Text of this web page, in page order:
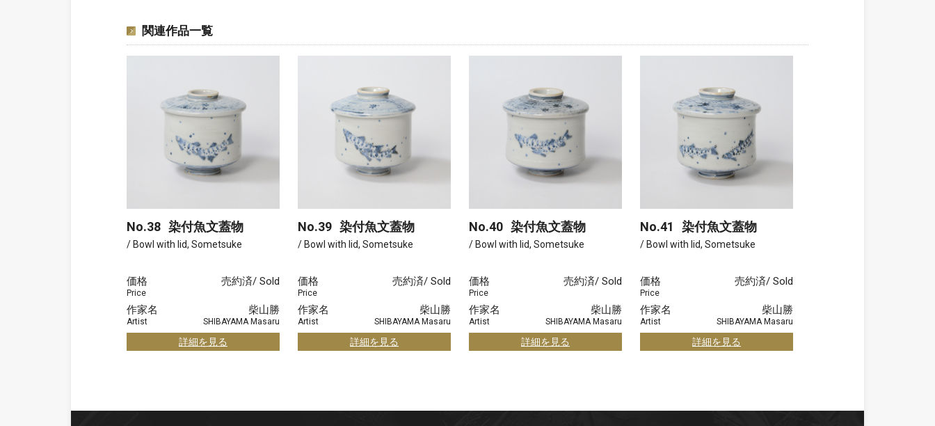
関連作品一覧
No.38 染付魚文蓋物
/ Bowl with lid, Sometsuke
価格
Price
売約済/ Sold
作家名
Artist
柴山勝
SHIBAYAMA Masaru
詳細を見る
No.39 染付魚文蓋物
/ Bowl with lid, Sometsuke
価格
Price
売約済/ Sold
作家名
Artist
柴山勝
SHIBAYAMA Masaru
詳細を見る
No.40 染付魚文蓋物
/ Bowl with lid, Sometsuke
価格
Price
売約済/ Sold
作家名
Artist
柴山勝
SHIBAYAMA Masaru
詳細を見る
No.41 染付魚文蓋物
/ Bowl with lid, Sometsuke
価格
Price
売約済/ Sold
作家名
Artist
柴山勝
SHIBAYAMA Masaru
詳細を見る